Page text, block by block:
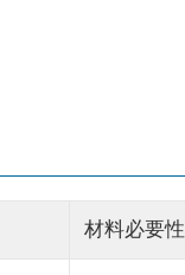
材料必要性